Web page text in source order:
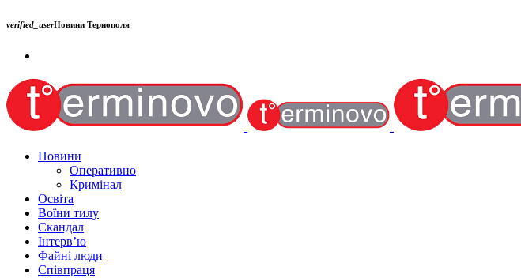
verified_userНовини Тернополя
Новини
Оперативно
Кримінал
Освіта
Воїни тилу
Скандал
Інтерв’ю
Файні люди
Співпраця